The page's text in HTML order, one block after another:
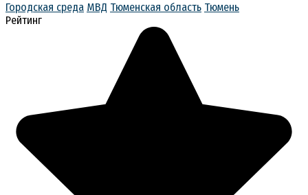
Городская среда МВД Тюменская область Тюмень
Рейтинг